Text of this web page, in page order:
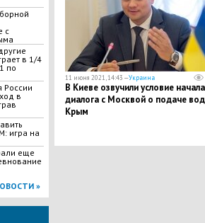
с
в 1/4
по
России
в
игра на
еще
»
11 июня 2021, 14:43 —Украина
В Киеве озвучили условие начала
диалога с Москвой о подаче
Крым